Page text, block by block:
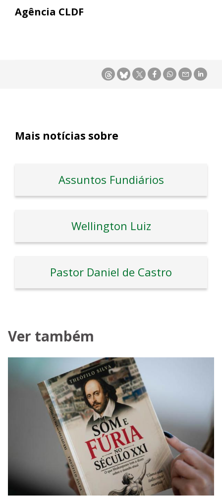
Agência CLDF
Mais notícias sobre
Assuntos Fundiários
Wellington Luiz
Pastor Daniel de Castro
Ver também